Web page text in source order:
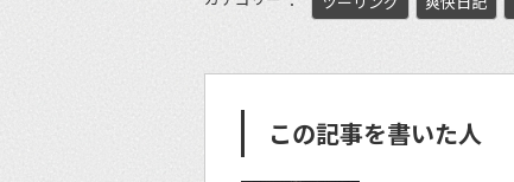
この記事を書いた人